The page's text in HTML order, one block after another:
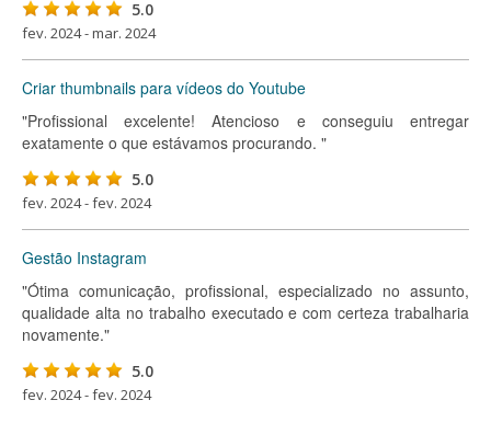
5.0
fev. 2024 - mar. 2024
Criar thumbnails para vídeos do Youtube
"Profissional excelente! Atencioso e conseguiu entregar
exatamente o que estávamos procurando. "
5.0
fev. 2024 - fev. 2024
Gestão Instagram
"Ótima comunicação, profissional, especializado no assunto,
qualidade alta no trabalho executado e com certeza trabalharia
novamente."
5.0
fev. 2024 - fev. 2024